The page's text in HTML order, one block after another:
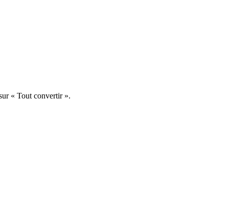
« Tout convertir ».